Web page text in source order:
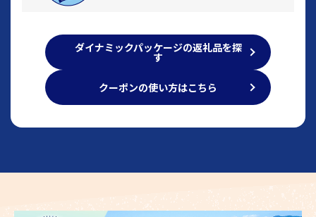
ダイナミックパッケージの返礼品を探
す
クーポンの使い方はこちら